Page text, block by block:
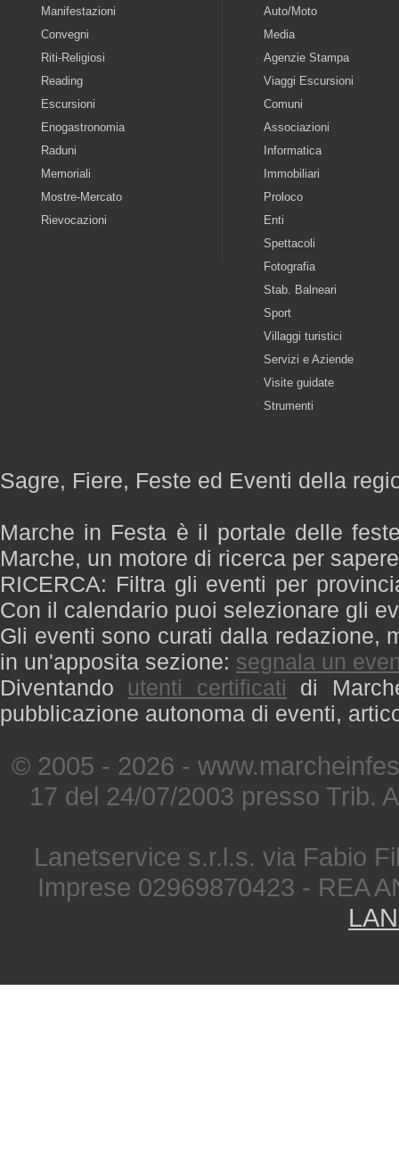
Manifestazioni
Convegni
Riti-Religiosi
Reading
Escursioni
Enogastronomia
Raduni
Memoriali
Mostre-Mercato
Rievocazioni
Auto/Moto
Media
Agenzie Stampa
Viaggi Escursioni
Comuni
Associazioni
Informatica
Immobiliari
Proloco
Enti
Spettacoli
Fotografia
Stab. Balneari
Sport
Villaggi turistici
Servizi e Aziende
Visite guidate
Strumenti
Sagre, Fiere, Feste ed Eventi della
Marche in Festa è il portale delle
Marche, un motore di ricerca per
RICERCA: Filtra gli eventi per
Con il calendario puoi selezionare gli
Gli eventi sono curati dalla redazione,
in un'apposita sezione: segnala un
Diventando utenti certificati di
pubblicazione autonoma di eventi,
© 2005 - 2026 -
17 del 24/07/2003 presso Trib.
Lanetservice s.r.l.s. via Fabio
Imprese 02969870423 - REA